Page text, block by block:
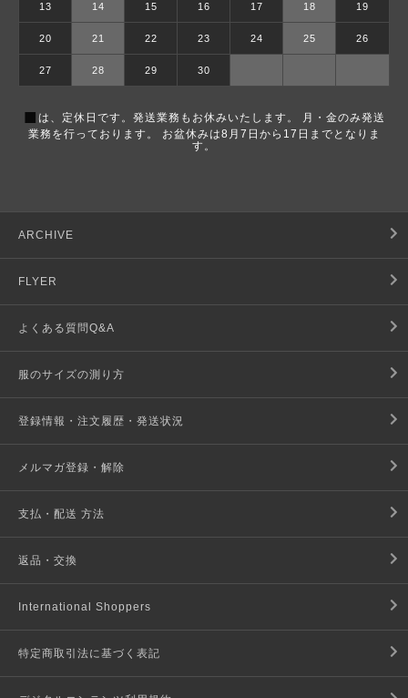
13 14 15 16 17 18 19
20 21 22 23 24 25 26
27 28 29 30
■ は、定休日です。発送業務もお休みいたします。 月・金のみ発送
業務を行っております。 お盆休みは8月7日から17日までとなりま
す。
ARCHIVE
FLYER
よくある質問Q&A
服のサイズの測り方
登録情報・注文履歴・発送状況
メルマガ登録・解除
支払・配送 方法
返品・交換
International Shoppers
特定商取引法に基づく表記